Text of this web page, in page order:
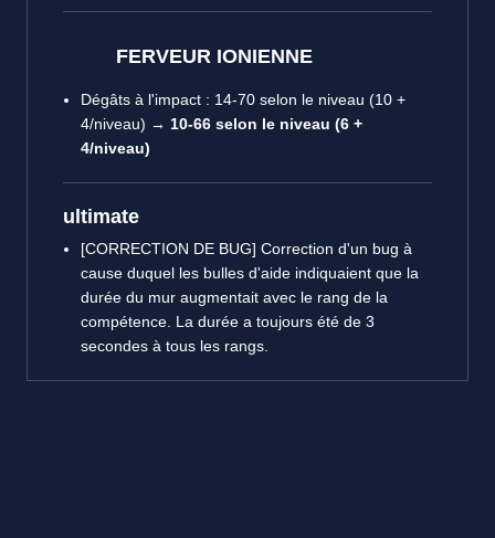
FERVEUR IONIENNE
Dégâts à l'impact : 14-70 selon le niveau (10 +
4/niveau) → 10-66 selon le niveau (6 +
4/niveau)
ultimate
[CORRECTION DE BUG] Correction d'un bug à
cause duquel les bulles d'aide indiquaient que la
durée du mur augmentait avec le rang de la
compétence. La durée a toujours été de 3
secondes à tous les rangs.